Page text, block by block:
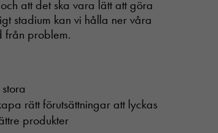
att det ska vara lätt att göra
stadium kan vi hålla ner våra
från problem.
rätt förutsättningar att lyckas
produkter